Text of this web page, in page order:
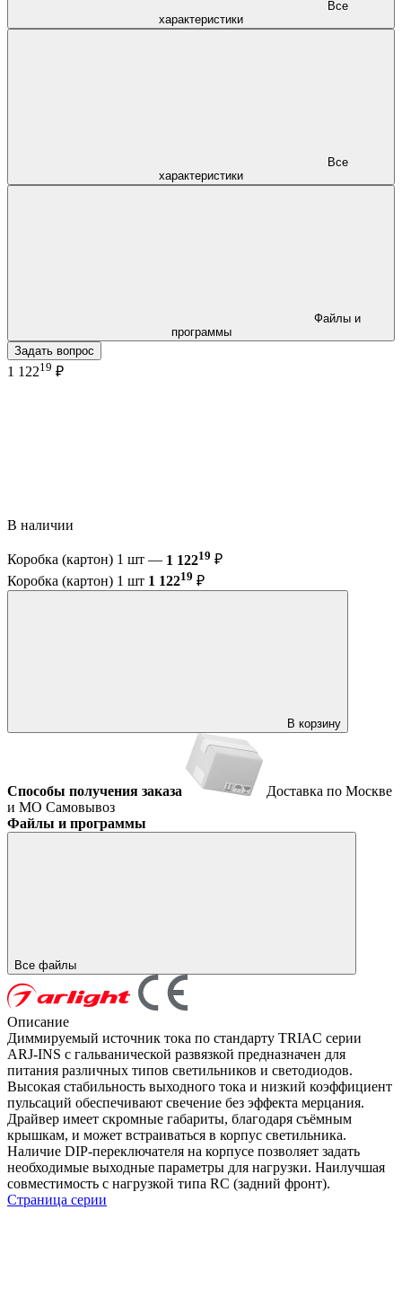
характеристики
характеристики
программы
Задать вопрос
1 12219 ₽
В наличии
Коробка (картон) 1 шт — 1 12219 ₽
Коробка (картон) 1 шт 1 12219 ₽
В корзину
Способы получения заказа
Доставка по Москве
и МО Самовывоз
Файлы и программы
Все файлы
Описание
Диммируемый источник тока по стандарту TRIAC серии
ARJ-INS с гальванической развязкой предназначен для
питания различных типов светильников и светодиодов.
Высокая стабильность выходного тока и низкий коэффициент
пульсаций обеспечивают свечение без эффекта мерцания.
Драйвер имеет скромные габариты, благодаря съёмным
крышкам, и может встраиваться в корпус светильника.
Наличие DIP-переключателя на корпусе позволяет задать
необходимые выходные параметры для нагрузки. Наилучшая
совместимость с нагрузкой типа RC (задний фронт).
Страница серии